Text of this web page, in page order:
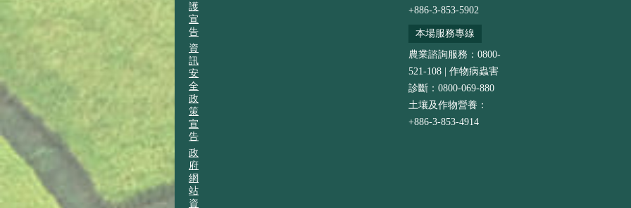
護
宣
告
資
訊
安
全
政
策
宣
告
政
府
網
站
資
+886-3-853-5902
本場服務專線
農業諮詢服務：0800-
521-108 | 作物病蟲害
診斷：0800-069-880
土壤及作物營養：
+886-3-853-4914